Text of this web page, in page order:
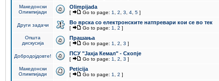
Македонски
Олимпијади
Olimpijada
[ Go to page: 1 2 3 4 5 ]
Други задачи Во врска со електронските натпревари кои се во тек
[ Go to page: 1 2 ]
Општа
дискусија
Прашања
[ Go to page: 1 2 3 ]
Добродојдовте! ПCУ "Јахја Кемал" - Скопје
[ Go to page: 1 2 3 ]
Македонски
Олимпијади
Peticija
[ Go to page: 1 2 ]